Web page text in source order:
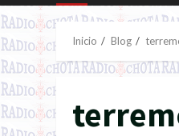
Inicio Blog